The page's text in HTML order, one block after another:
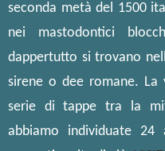
seconda metà del 1500
nei mastodontici
dappertutto si trovano
sirene o dee romane. La
serie di tappe tra la
abbiamo individuate